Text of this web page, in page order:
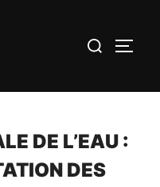
DE L’EAU :
DES